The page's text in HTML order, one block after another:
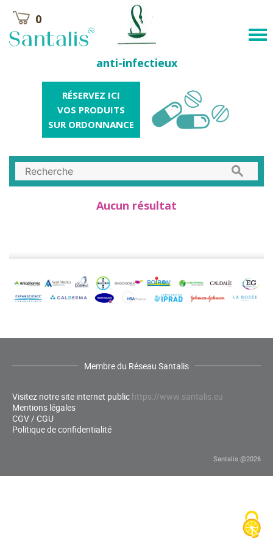
0
anti-infectieux
RÉSERVEZ ICI
VOS PRODUITS
SUR ORDONNANCE
Aucun résultat
Membre du Réseau Santalis
Visitez notre site internet public https://www.santalis.eu
Mentions légales
CGV / CGU
Politique de confidentialité
Santalis @2026